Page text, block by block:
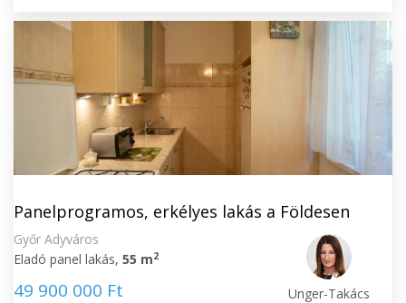
Panelprogramos, erkélyes lakás a Földesen
Győr Adyváros
Eladó panel lakás, 55 m2
49 900 000 Ft
Unger-Takács